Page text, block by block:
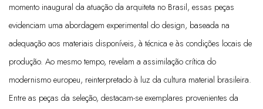
momento inaugural da atuação da arquiteta no Brasil, essas peças
evidenciam uma abordagem experimental do design, baseada na
adequação aos materiais disponíveis, à técnica e às condições locais de
produção. Ao mesmo tempo, revelam a assimilação crítica do
modernismo europeu, reinterpretado à luz da cultura material brasileira.
Entre as peças da seleção, destacam-se exemplares provenientes da